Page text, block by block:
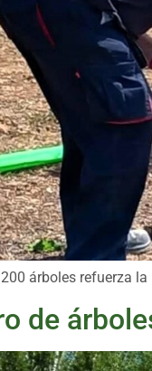
árboles refuerza
de